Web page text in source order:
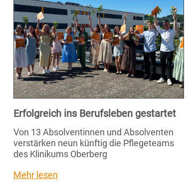
Erfolgreich ins Berufsleben gestartet
Von 13 Absolventinnen und Absolventen
verstärken neun künftig die Pflegeteams
des Klinikums Oberberg
Mehr lesen